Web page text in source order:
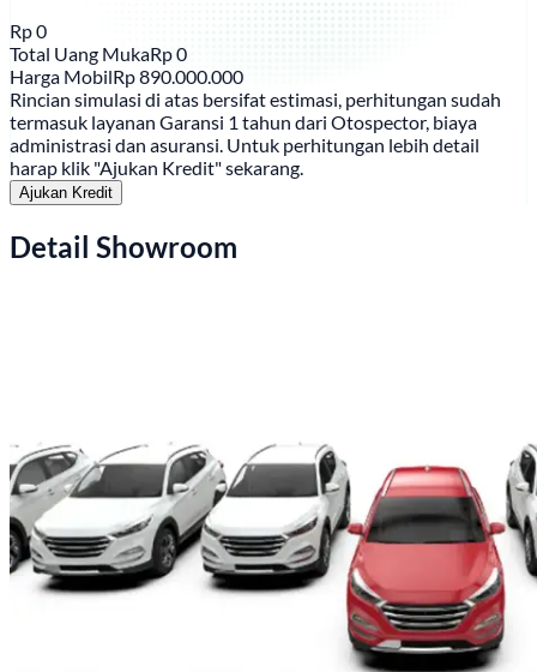
Rp0
Total Uang MukaRp0
Harga MobilRp890.000.000
Rincian simulasi di atas bersifat estimasi, perhitungan sudah
termasuk layanan Garansi 1 tahun dari Otospector, biaya
administrasi dan asuransi. Untuk perhitungan lebih detail
harap klik "Ajukan Kredit" sekarang.
Ajukan Kredit
Detail Showroom